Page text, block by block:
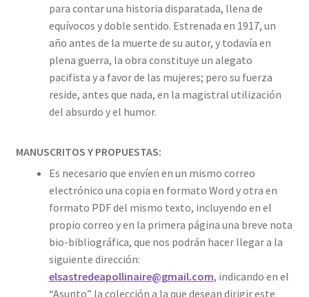
para contar una historia disparatada, llena de
equívocos y doble sentido. Estrenada en 1917, un
año antes de la muerte de su autor, y todavía en
plena guerra, la obra constituye un alegato
pacifista y a favor de las mujeres; pero su fuerza
reside, antes que nada, en la magistral utilización
del absurdo y el humor.
MANUSCRITOS Y PROPUESTAS:
Es necesario que envíen en un mismo correo
electrónico una copia en formato Word y otra en
formato PDF del mismo texto, incluyendo en el
propio correo y en la primera página una breve nota
bio-bibliográfica, que nos podrán hacer llegar a la
siguiente dirección:
elsastredeapollinaire@gmail.com, indicando en el
“Asunto” la colección a la que desean dirigir este